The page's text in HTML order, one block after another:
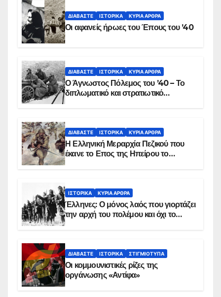
ΔΙΑΒΆΣΤΕ ΙΣΤΟΡΙΚΆ ΚΥΡΙΑ ΑΡΘΡΑ
Οι αφανείς ήρωες του Έπους του ’40
ΔΙΑΒΆΣΤΕ ΙΣΤΟΡΙΚΆ ΚΥΡΙΑ ΑΡΘΡΑ
Ο Άγνωστος Πόλεμος του ’40 – Το
διπλωματικό και στρατιωτικό
ΔΙΑΒΆΣΤΕ ΙΣΤΟΡΙΚΆ ΚΥΡΙΑ ΑΡΘΡΑ
Η Ελληνική Μεραρχία Πεζικού που
έκανε το Επος της Ηπείρου το
ΙΣΤΟΡΙΚΆ ΚΥΡΙΑ ΑΡΘΡΑ
Έλληνες: Ο μόνος λαός που γιορτάζει
την αρχή του πολέμου και όχι το
ΔΙΑΒΆΣΤΕ ΙΣΤΟΡΙΚΆ ΣΤΙΓΜΙΌΤΥΠΑ
Οι κομμουνιστικές ρίζες της
οργάνωσης «Αντίφα»